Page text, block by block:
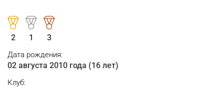
2 1 3
Дата рождения:
02 августа 2010 года (16 лет)
Клуб: